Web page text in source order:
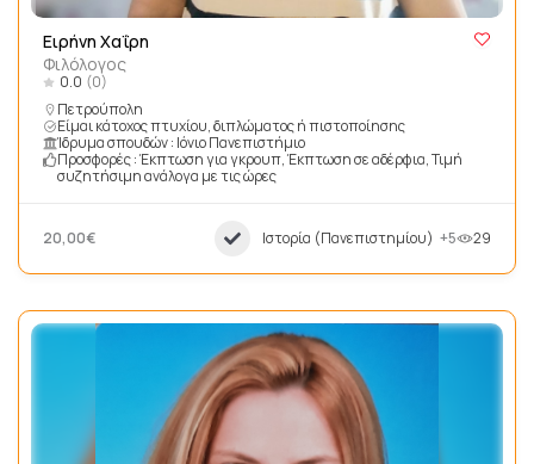
Ειρήνη Χαΐρη
Φιλόλογος
0.0 (0)
Πετρούπολη
Είμαι κάτοχος πτυχίου, διπλώματος ή πιστοποίησης
Ίδρυμα σπουδών : Ιόνιο Πανεπιστήμιο
Προσφορές : Έκπτωση για γκρουπ, Έκπτωση σε αδέρφια, Τιμή
συζητήσιμη ανάλογα με τις ώρες
20,00€ Ιστορία (Πανεπιστημίου) +5 29